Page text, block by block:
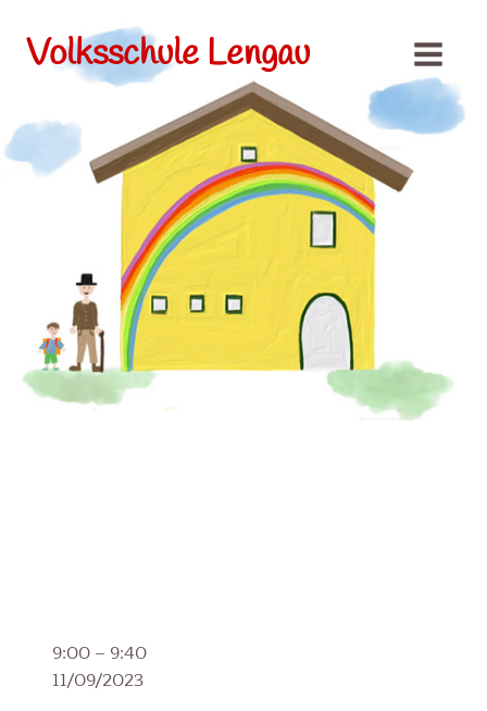
Volksschule Lengau
Eröffnungs-
Wortgottesdienst
9:00– 9:40
11/09/2023